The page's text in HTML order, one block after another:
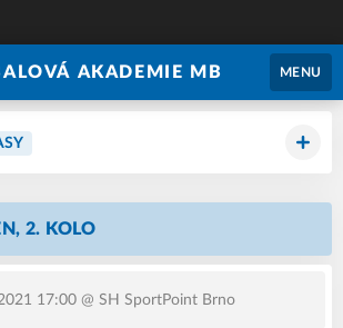
AKADEMIE MB MENU
2. KOLO
17:00@ SH SportPoint Brno